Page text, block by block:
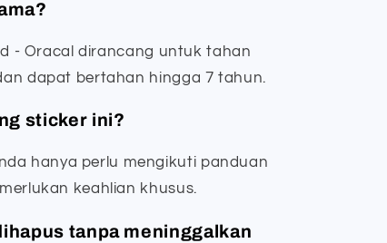
- Oracal dirancang untuk tahan
dapat bertahan hingga 7 tahun.
sticker ini?
hanya perlu mengikuti panduan
keahlian khusus.
tanpa meninggalkan